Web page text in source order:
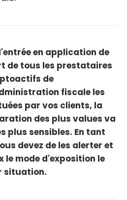
en application de
de tous les prestataires
de
fiscale les
par vos clients, la
des plus values va
plus sensibles. En tant
devez de les alerter et
le mode d'exposition le
situation.